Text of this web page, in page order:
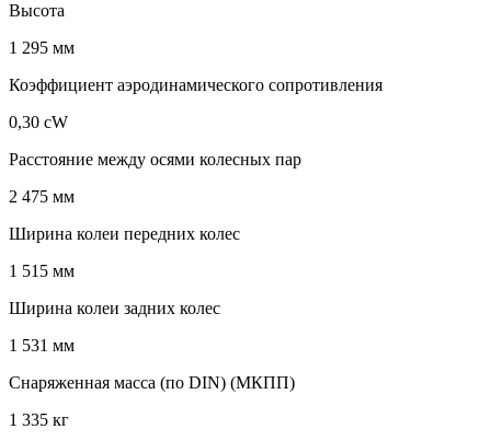
Высота
1 295 мм
Коэффициент аэродинамического сопротивления
0,30 cW
Расстояние между осями колесных пар
2 475 мм
Ширина колеи передних колес
1 515 мм
Ширина колеи задних колес
1 531 мм
Снаряженная масса (по DIN) (МКПП)
1 335 кг